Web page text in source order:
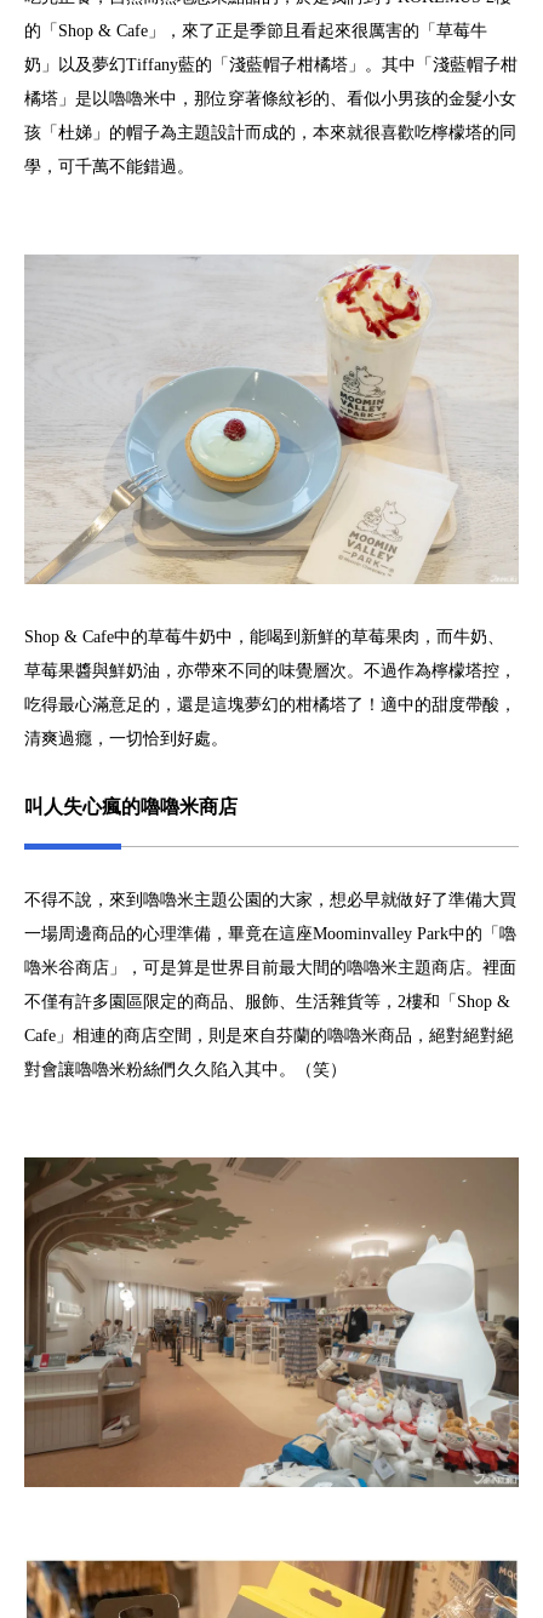
的「Shop & Cafe」，來了正是季節且看起來很厲害的「草莓牛
奶」以及夢幻Tiffany藍的「淺藍帽子柑橘塔」。其中「淺藍帽子柑
橘塔」是以嚕嚕米中，那位穿著條紋衫的、看似小男孩的金髮小女
孩「杜娣」的帽子為主題設計而成的，本來就很喜歡吃檸檬塔的同
學，可千萬不能錯過。
Shop & Cafe中的草莓牛奶中，能喝到新鮮的草莓果肉，而牛奶、
草莓果醬與鮮奶油，亦帶來不同的味覺層次。不過作為檸檬塔控，
吃得最心滿意足的，還是這塊夢幻的柑橘塔了！適中的甜度帶酸，
清爽過癮，一切恰到好處。
叫人失心瘋的嚕嚕米商店
不得不說，來到嚕嚕米主題公園的大家，想必早就做好了準備大買
一場周邊商品的心理準備，畢竟在這座Moominvalley Park中的「嚕
嚕米谷商店」，可是算是世界目前最大間的嚕嚕米主題商店。裡面
不僅有許多園區限定的商品、服飾、生活雜貨等，2樓和「Shop &
Cafe」相連的商店空間，則是來自芬蘭的嚕嚕米商品，絕對絕對絕
對會讓嚕嚕米粉絲們久久陷入其中。（笑）